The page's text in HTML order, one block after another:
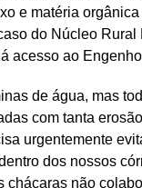
e matéria
do Núcleo Rural
acesso ao
de água, mas
com tanta
urgentemente
dos nossos
chácaras não